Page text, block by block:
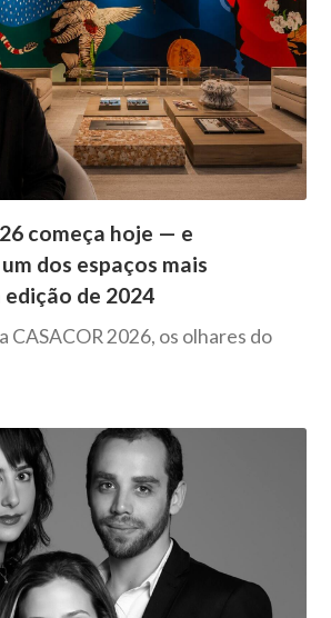
começa hoje — e
dos espaços mais
de 2024
CASACOR 2026, os olhares do